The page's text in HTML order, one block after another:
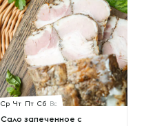
Ср Чт Пт Сб Вс
Сало запеченное с